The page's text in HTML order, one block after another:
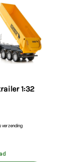
1:32
verzending